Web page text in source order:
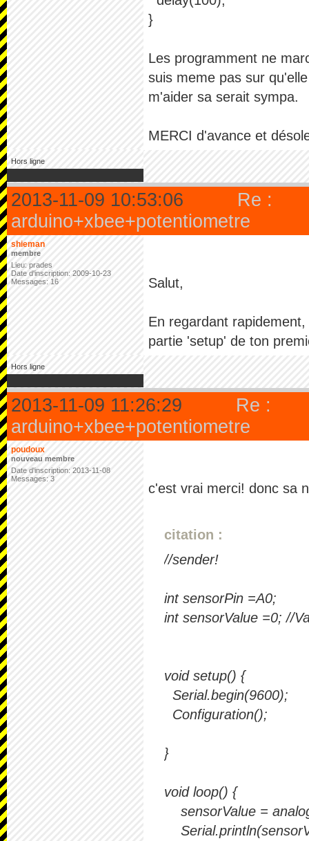
}
Les programment ne
suis meme pas sur
m'aider sa serait sympa.
MERCI d'avance et
Hors ligne
2013-11-09 10:53:06
Re :
arduino+xbee+potentiometre
shieman
membre
Lieu: prades
Date d'inscription: 2009-10-23
Messages: 16
Salut,
En regardant
partie 'setup' de ton
Hors ligne
2013-11-09 11:26:29
Re :
arduino+xbee+potentiometre
poudoux
nouveau membre
Date d'inscription: 2013-11-08
Messages: 3
c'est vrai merci! donc sa
citation :
//sender!
int sensorPin =A0;
int sensorValue =0; //
void setup() {
Serial.begin(9600);
Configuration();
}
void loop() {
sensorValue =